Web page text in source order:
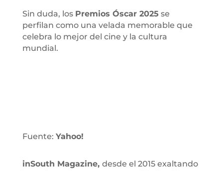
Sin duda, los Premios Óscar 2025 se
perfilan como una velada memorable que
celebra lo mejor del cine y la cultura
mundial.
Fuente: Yahoo!
inSouth Magazine, desde el 2015 exaltando